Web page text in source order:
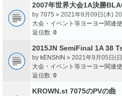
2007年世界大会1A決勝
by 7075 » 2021年9月09日(木)
大会・イベント等ヨーヨー関連
返信数: 0
2015JN SemiFinal 1A 38
by kENShIN » 2021年9月05日(
大会・イベント等ヨーヨー関連
返信数: 0
KROWN.st 7075のPVの曲